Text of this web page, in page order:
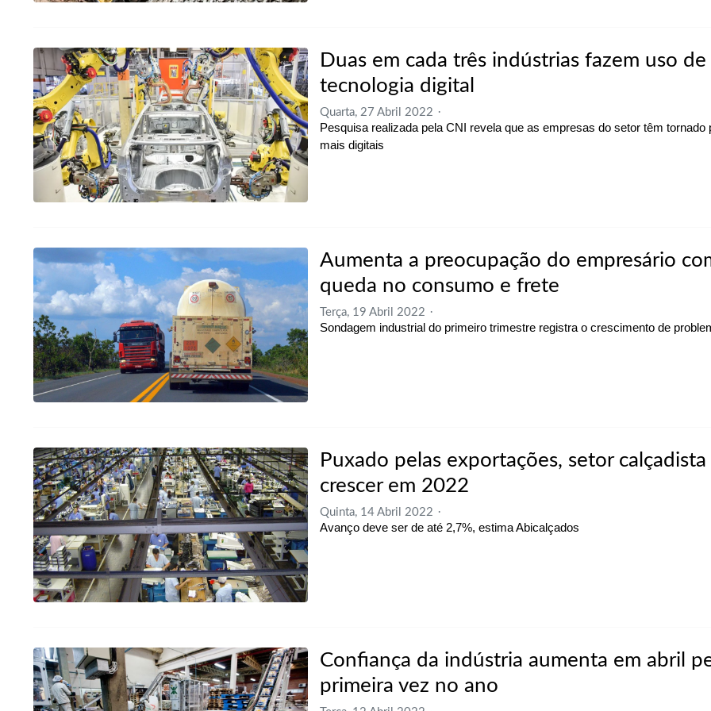
Duas em cada três indústrias fazem uso de
tecnologia digital
Quarta, 27 Abril 2022
Pesquisa realizada pela CNI revela que as empresas do setor têm tornado
mais digitais
Aumenta a preocupação do empresário
queda no consumo e frete
Terça, 19 Abril 2022
Sondagem industrial do primeiro trimestre registra o crescimento de
Puxado pelas exportações, setor
crescer em 2022
Quinta, 14 Abril 2022
Avanço deve ser de até 2,7%, estima Abicalçados
Confiança da indústria aumenta em abril
primeira vez no ano